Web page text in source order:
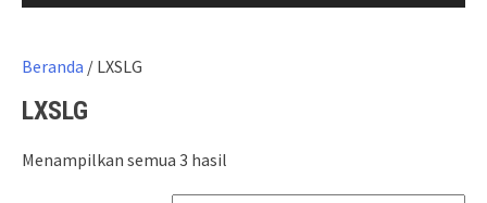
Beranda / LXSLG
LXSLG
Menampilkan semua 3 hasil